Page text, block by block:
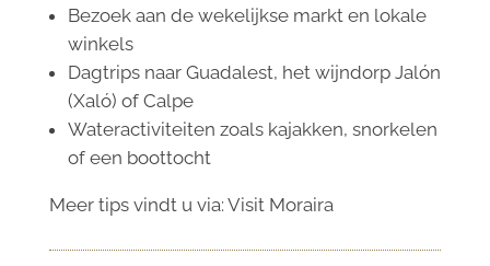
Bezoek aan de wekelijkse markt en lokale
winkels
Dagtrips naar Guadalest, het wijndorp Jalón
(Xaló) of Calpe
Wateractiviteiten zoals kajakken, snorkelen
of een boottocht
Meer tips vindt u via: Visit Moraira